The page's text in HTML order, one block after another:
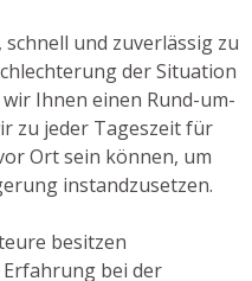
und zuverlässig zu
der Situation
Ihnen einen Rund-um-
zu jeder Tageszeit für
Ort sein können, um
instandzusetzen.
besitzen
bei der